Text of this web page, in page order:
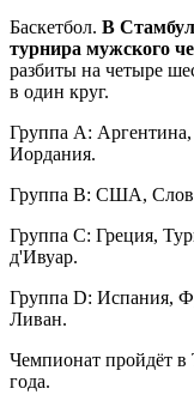
Баскетбол. В
турнира мужского
разбиты на четыре
в один круг.
Группа A:
Иордания.
Группа B: США,
Группа C: Греция,
д'Ивуар.
Группа D: Испания,
Ливан.
Чемпионат пройдёт в
года.